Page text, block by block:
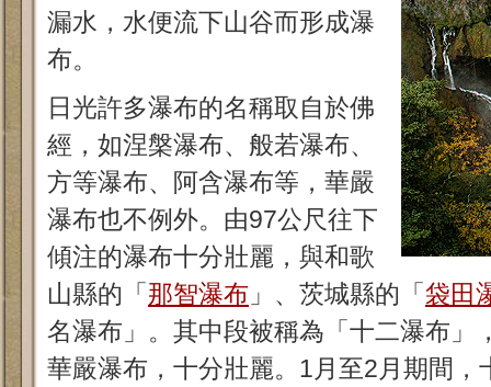
漏水，水便流下山谷而形成瀑
布。
日光許多瀑布的名稱取自於佛
經，如涅槃瀑布、般若瀑布、
方等瀑布、阿含瀑布等，華嚴
瀑布也不例外。由97公尺往下
傾注的瀑布十分壯麗，與和歌
山縣的「那智瀑布 」、茨城縣的「袋田
名瀑布」。其中段被稱為「十二瀑布」
華嚴瀑布，十分壯麗。1月至2月期間，